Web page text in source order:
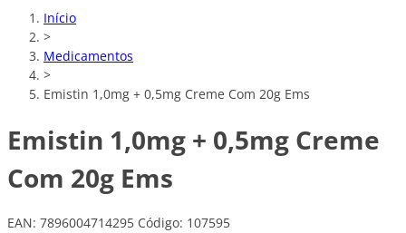
Início
>
Medicamentos
>
Emistin 1,0mg + 0,5mg Creme Com 20g Ems
Emistin 1,0mg + 0,5mg Creme
Com 20g Ems
EAN: 7896004714295 Código: 107595